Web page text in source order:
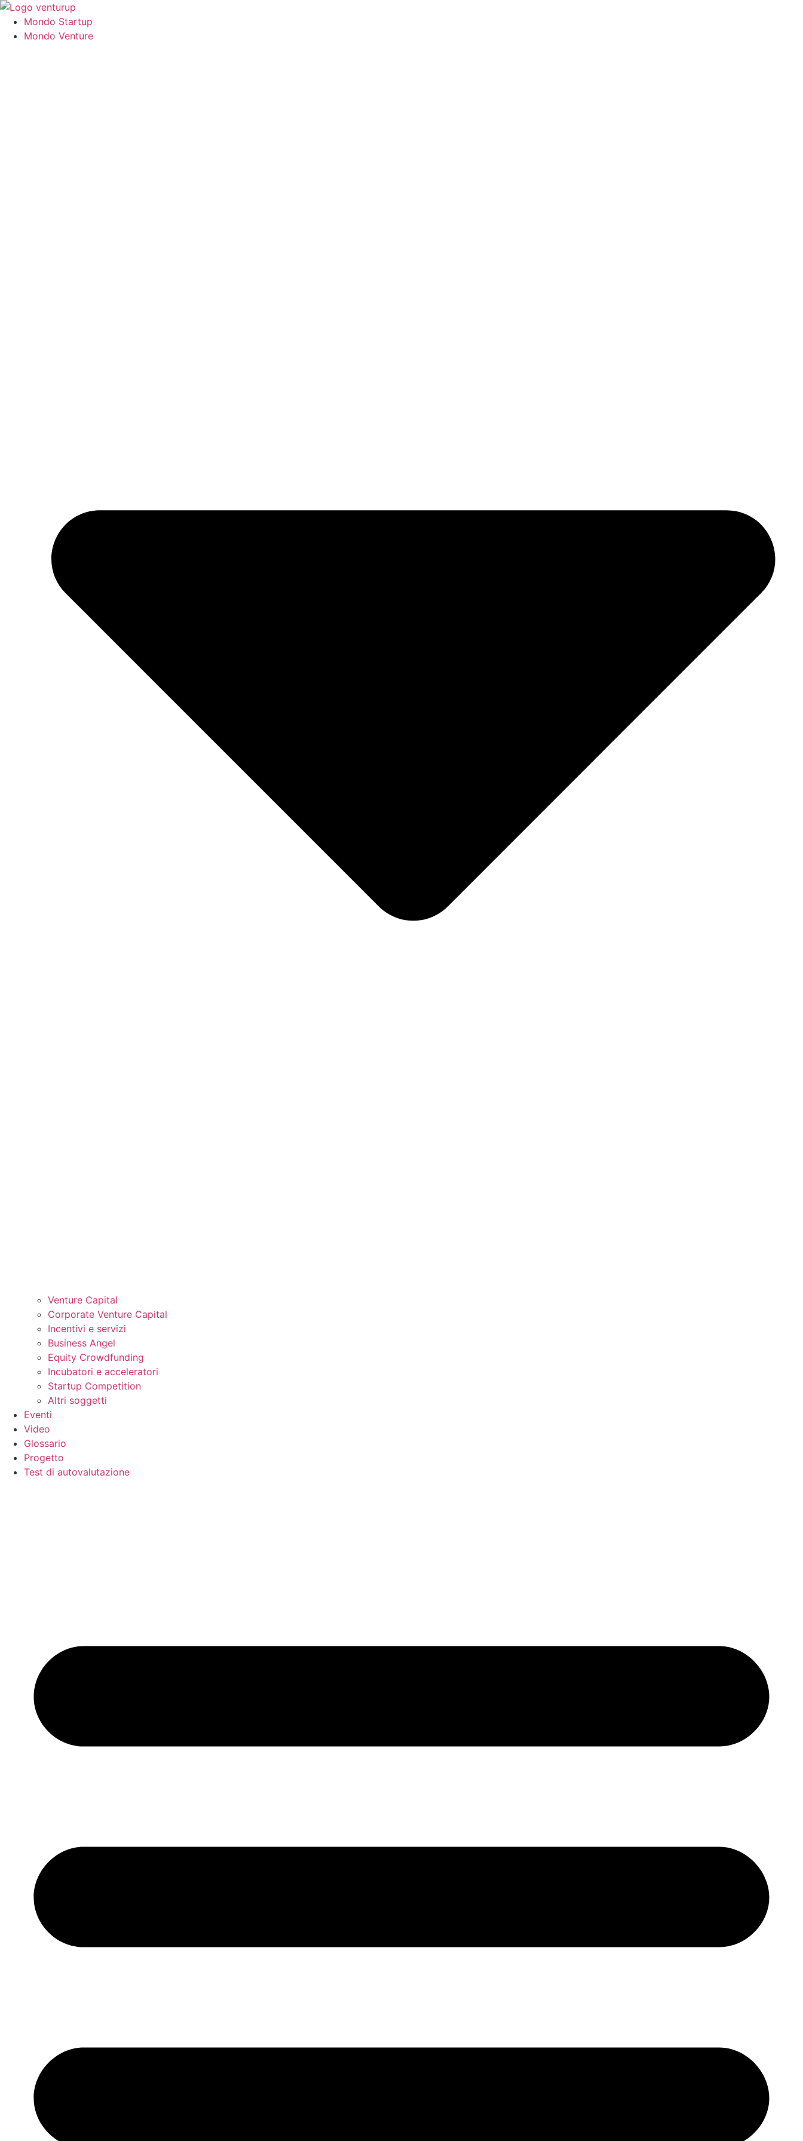
Vai
contenuto
Mondo Startup
Mondo Venture
Venture Capital
Corporate Venture Capital
Incentivi e servizi
Business Angel
Equity Crowdfunding
Incubatori e acceleratori
Startup Competition
Altri soggetti
Eventi
Video
Glossario
Progetto
Test di autovalutazione